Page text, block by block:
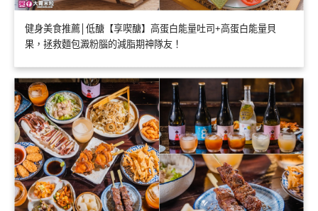
健身美食推薦│低醣【享喫醣】高蛋白能量吐司+高蛋白能量貝
果，拯救麵包澱粉腦的減脂期神隊友！